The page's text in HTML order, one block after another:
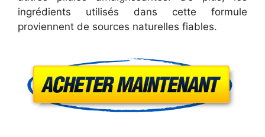
ingrédients utilisés dans cette formule
proviennent de sources naturelles fiables.